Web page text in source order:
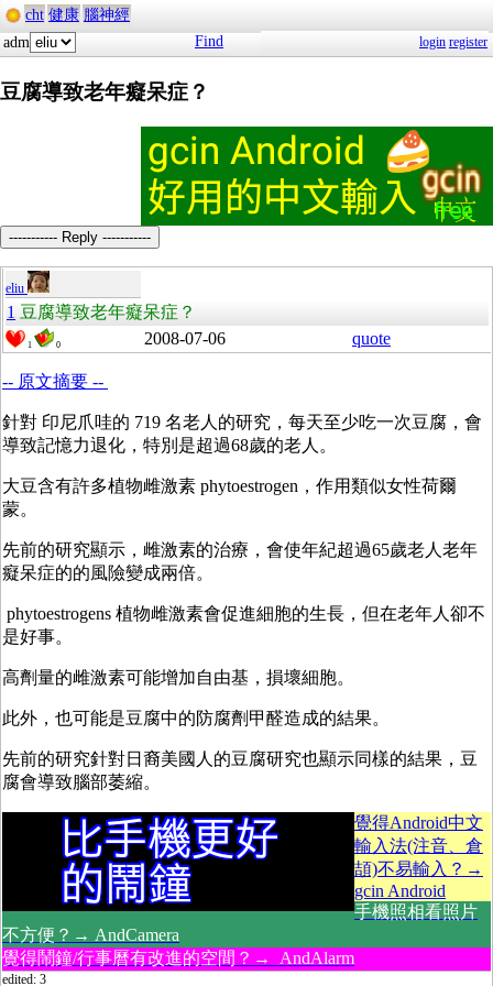
cht 健康 腦神經
adm
Find login register
豆腐導致老年癡呆症？
----------- Reply -----------
eliu
1 豆腐導致老年癡呆症？
1 0 2008-07-06 quote
-- 原文摘要 --
針對 印尼爪哇的 719 名老人的研究，每天至少吃一次豆腐，會
導致記憶力退化，特別是超過68歲的老人。
大豆含有許多植物雌激素 phytoestrogen，作用類似女性荷爾
蒙。
先前的研究顯示，雌激素的治療，會使年紀超過65歲老人老年
癡呆症的的風險變成兩倍。
phytoestrogens 植物雌激素會促進細胞的生長，但在老年人卻不
是好事。
高劑量的雌激素可能增加自由基，損壞細胞。
此外，也可能是豆腐中的防腐劑甲醛造成的結果。
先前的研究針對日裔美國人的豆腐研究也顯示同樣的結果，豆
腐會導致腦部萎縮。
覺得Android中文
輸入法(注音、倉
頡)不易輸入？→
gcin Android
手機照相看照片
不方便？→ AndCamera
覺得鬧鐘/行事曆有改進的空間？→ AndAlarm
edited: 3